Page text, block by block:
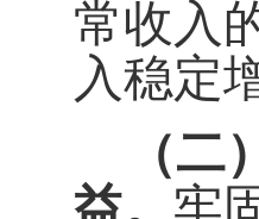
常收入
入稳定
（二